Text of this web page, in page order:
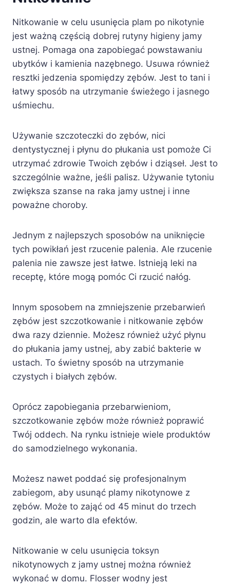
Nitkowanie w celu usunięcia plam po nikotynie
jest ważną częścią dobrej rutyny higieny jamy
ustnej. Pomaga ona zapobiegać powstawaniu
ubytków i kamienia nazębnego. Usuwa również
resztki jedzenia spomiędzy zębów. Jest to tani i
łatwy sposób na utrzymanie świeżego i jasnego
uśmiechu.
Używanie szczoteczki do zębów, nici
dentystycznej i płynu do płukania ust pomoże Ci
utrzymać zdrowie Twoich zębów i dziąseł. Jest to
szczególnie ważne, jeśli palisz. Używanie tytoniu
zwiększa szanse na raka jamy ustnej i inne
poważne choroby.
Jednym z najlepszych sposobów na uniknięcie
tych powikłań jest rzucenie palenia. Ale rzucenie
palenia nie zawsze jest łatwe. Istnieją leki na
receptę, które mogą pomóc Ci rzucić nałóg.
Innym sposobem na zmniejszenie przebarwień
zębów jest szczotkowanie i nitkowanie zębów
dwa razy dziennie. Możesz również użyć płynu
do płukania jamy ustnej, aby zabić bakterie w
ustach. To świetny sposób na utrzymanie
czystych i białych zębów.
Oprócz zapobiegania przebarwieniom,
szczotkowanie zębów może również poprawić
Twój oddech. Na rynku istnieje wiele produktów
do samodzielnego wykonania.
Możesz nawet poddać się profesjonalnym
zabiegom, aby usunąć plamy nikotynowe z
zębów. Może to zająć od 45 minut do trzech
godzin, ale warto dla efektów.
Nitkowanie w celu usunięcia toksyn
nikotynowych z jamy ustnej można również
wykonać w domu. Flosser wodny jest